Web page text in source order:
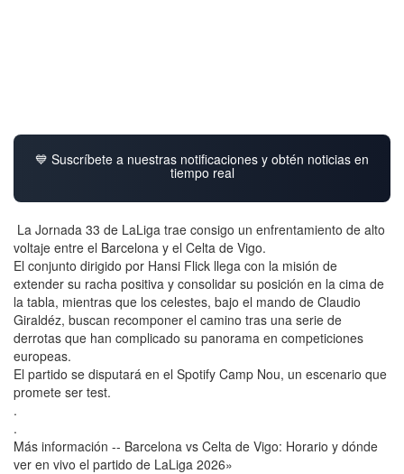
💙 Suscríbete a nuestras notificaciones y obtén noticias en
tiempo real
La Jornada 33 de LaLiga trae consigo un enfrentamiento de alto
voltaje entre el Barcelona y el Celta de Vigo.
El conjunto dirigido por Hansi Flick llega con la misión de
extender su racha positiva y consolidar su posición en la cima de
la tabla, mientras que los celestes, bajo el mando de Claudio
Giraldéz, buscan recomponer el camino tras una serie de
derrotas que han complicado su panorama en competiciones
europeas.
El partido se disputará en el Spotify Camp Nou, un escenario que
promete ser test.
.
.
Más información -- Barcelona vs Celta de Vigo: Horario y dónde
ver en vivo el partido de LaLiga 2026»